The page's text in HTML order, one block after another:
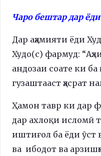
Чаро бештар дар
Дар аҳамияти ёди
Худо(с) фармуд:
андозаи соате ки ба
гузаштааст ҳасрат
Ҳамон тавр ки дар
дар ахлоқи исломӣ
иштиғол ба ёди ӯст
ва ибодот ва